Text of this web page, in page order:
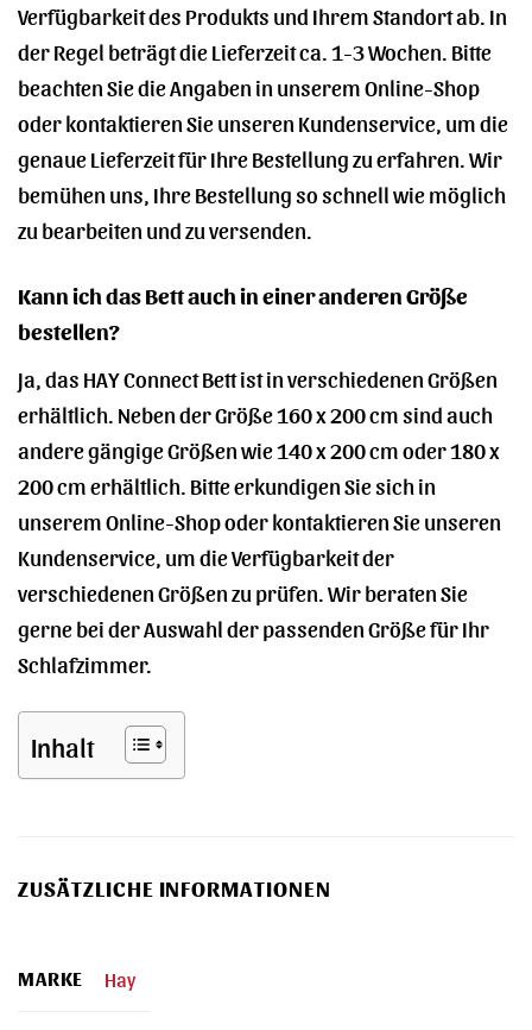
Verfügbarkeit des Produkts und Ihrem Standort ab. In
der Regel beträgt die Lieferzeit ca. 1-3 Wochen. Bitte
beachten Sie die Angaben in unserem Online-Shop
oder kontaktieren Sie unseren Kundenservice, um die
genaue Lieferzeit für Ihre Bestellung zu erfahren. Wir
bemühen uns, Ihre Bestellung so schnell wie möglich
zu bearbeiten und zu versenden.
Kann ich das Bett auch in einer anderen Größe
bestellen?
Ja, das HAY Connect Bett ist in verschiedenen Größen
erhältlich. Neben der Größe 160 x 200 cm sind auch
andere gängige Größen wie 140 x 200 cm oder 180 x
200 cm erhältlich. Bitte erkundigen Sie sich in
unserem Online-Shop oder kontaktieren Sie unseren
Kundenservice, um die Verfügbarkeit der
verschiedenen Größen zu prüfen. Wir beraten Sie
gerne bei der Auswahl der passenden Größe für Ihr
Schlafzimmer.
Inhalt
ZUSÄTZLICHE INFORMATIONEN
MARKE Hay